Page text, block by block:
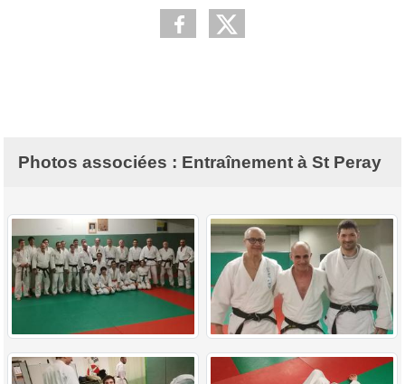
Photos associées : Entraînement à St Peray